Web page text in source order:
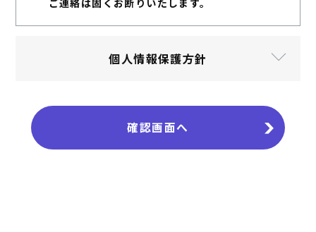
ご連絡は固くお断りいたします。
個人情報保護方針